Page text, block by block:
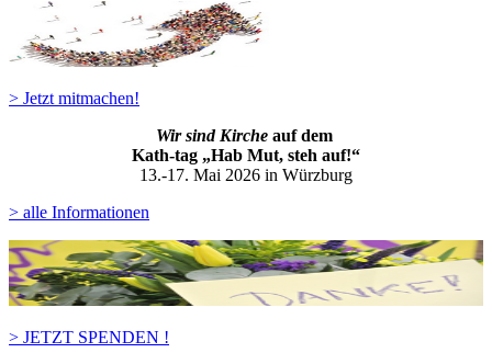
> Jetzt mitmachen!
Wir sind Kirche auf dem
Kath-tag „Hab Mut, steh auf!“
13.-17. Mai 2026 in Würzburg
> alle Informationen
> JETZT SPENDEN !